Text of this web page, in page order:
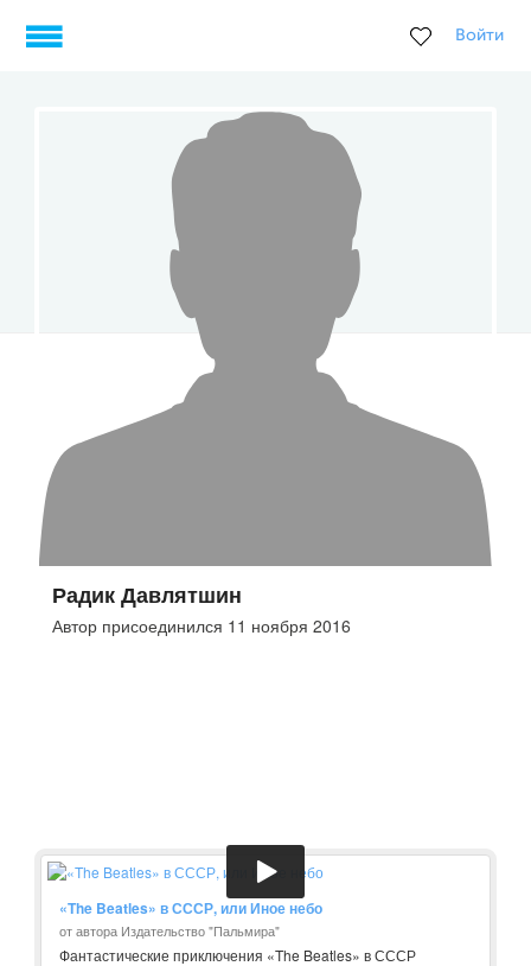
Войти
Радик Давлятшин
Автор присоединился 11 ноября 2016
«The Beatles» в СССР, или Иное небо
от автора Издательство "Пальмира"
Фантастические приключения «The Beatles» в СССР